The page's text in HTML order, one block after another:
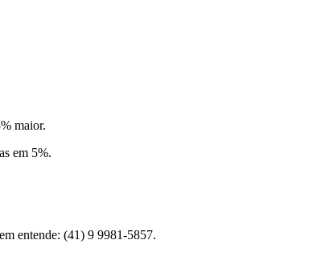
maior.
em 5%.
entende: (41) 9 9981-5857.